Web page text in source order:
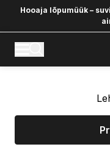
Hooaja lõpumüük –